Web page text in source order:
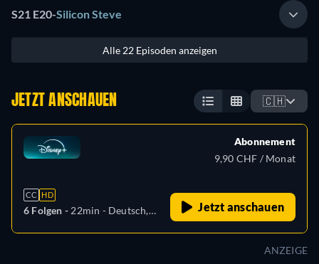
S21 E20-Silicon Steve
Alle 22 Episoden anzeigen
JETZT ANSCHAUEN 🇨🇭
CC HD
6 Folgen - 22min - Deutsch,
Abonnement
9,90 CHF / Monat
Jetzt anschauen
ANZEIGE